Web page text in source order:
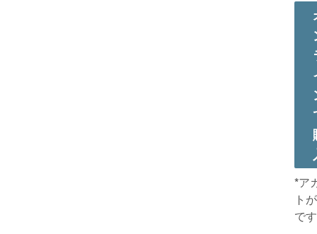
*ア
ト
です